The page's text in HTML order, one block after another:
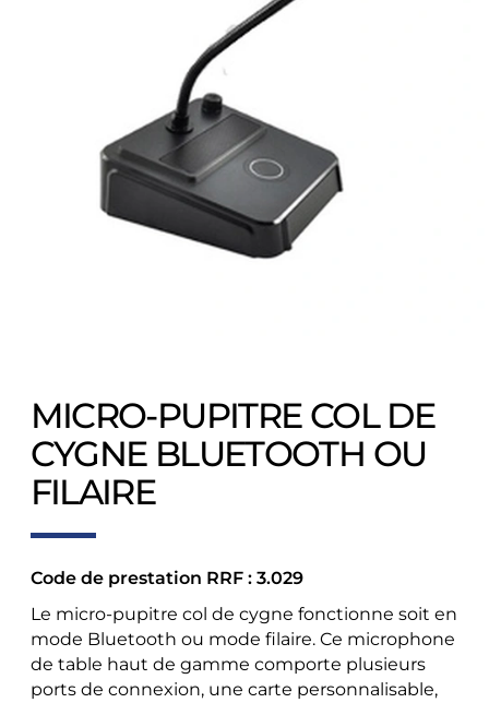
MICRO-PUPITRE COL DE
CYGNE BLUETOOTH OU
FILAIRE
Code de prestation RRF : 3.029
Le micro-pupitre col de cygne fonctionne soit en
mode Bluetooth ou mode filaire. Ce microphone
de table haut de gamme comporte plusieurs
ports de connexion, une carte personnalisable,